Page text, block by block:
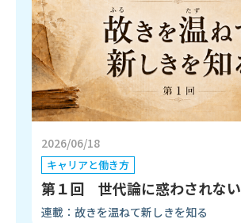
2026/06/18
キャリアと働き方
第１回 世代論に惑わされない
連載：故きを温ねて新しきを知る